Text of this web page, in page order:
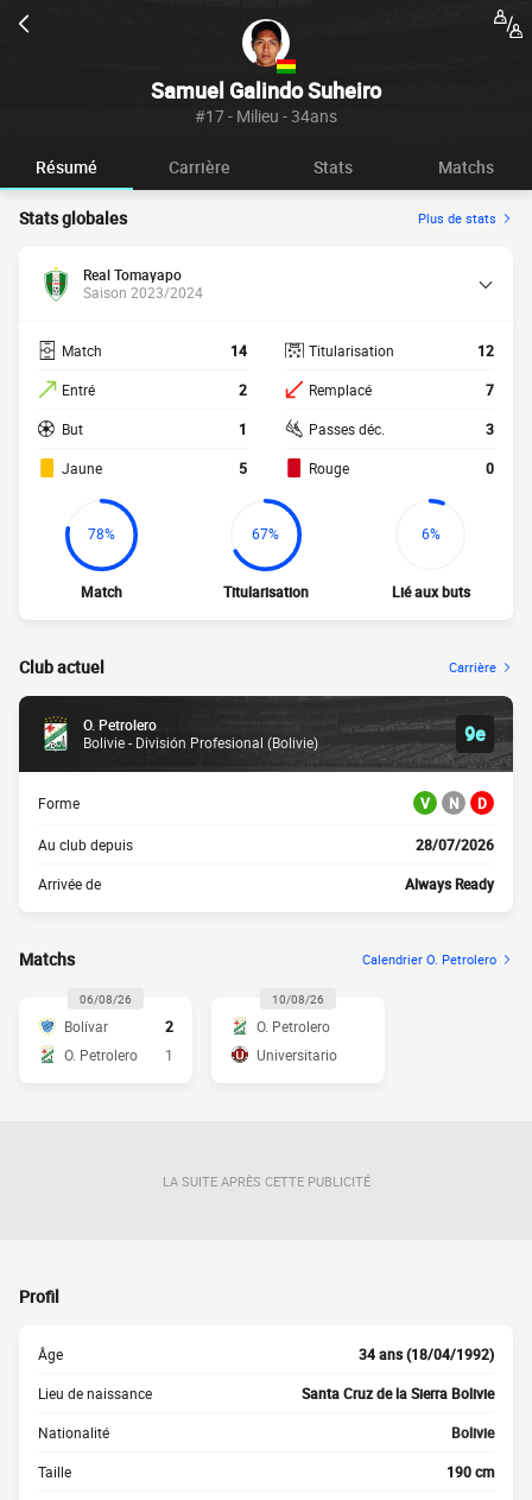
Samuel Galindo Suheiro
#17 - Milieu - 34ans
Résumé Carrière Stats Matchs
Stats globales Plus de stats
Real Tomayapo
Saison 2023/2024
Match 14
Entré 2
But 1
Jaune 5
Titularisation 12
Remplacé 7
Passes déc. 3
Rouge 0
78%
Match
67%
Titularisation
6%
Lié aux buts
Club actuel Carrière
O. Petrolero
Bolivie - División Profesional (Bolivie)
9e
Forme V N D
Au club depuis 28/07/2026
Arrivée de Always Ready
Matchs Calendrier O. Petrolero
06/08/26
Bolívar
2
O. Petrolero
1
10/08/26
O. Petrolero
Universitario
LA SUITE APRÈS CETTE PUBLICITÉ
Profil
Âge 34 ans (18/04/1992)
Lieu de naissance Santa Cruz de la Sierra Bolivie
Nationalité Bolivie
Taille 190 cm